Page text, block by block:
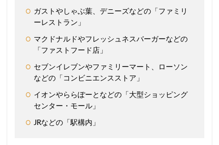
ガストやしゃぶ葉、デニーズなどの「ファミリ
ーレストラン」
マクドナルドやフレッシュネスバーガーなどの
「ファストフード店」
セブンイレブンやファミリーマート、ローソン
などの「コンビニエンスストア」
イオンやららぽーとなどの「大型ショッピング
センター・モール」
JRなどの「駅構内」